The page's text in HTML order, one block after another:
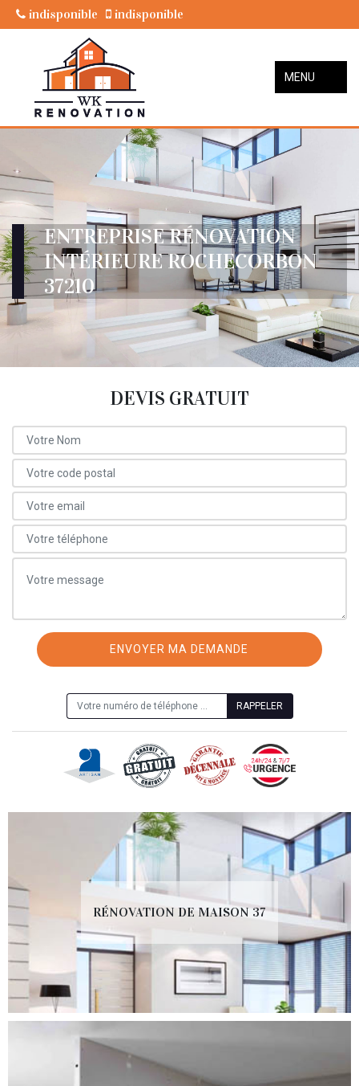
indisponible indisponible
MENU
ENTREPRISE RÉNOVATION
INTÉRIEURE ROCHECORBON
37210
DEVIS GRATUIT
RÉNOVATION DE MAISON 37